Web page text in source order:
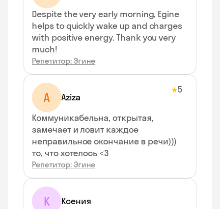
Despite the very early morning, Egine
helps to quickly wake up and charges
with positive energy. Thank you very
much!
Репетитор: Эгине
A Aziza
★5
Коммуникабельна, открытая,
замечает и ловит каждое
неправильное окончание в речи)))
то, что хотелось <3
Репетитор: Эгине
К
Ксения